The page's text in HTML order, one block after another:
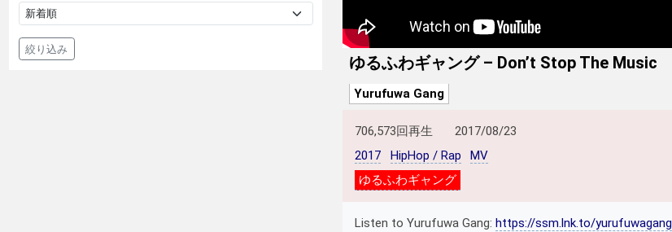
絞り込み
ゆるふわギャング – Don’t Stop The Music
Yurufuwa Gang
706,573回再生
2017/08/23
2017
HipHop / Rap
MV
ゆるふわギャング
Listen to Yurufuwa Gang:https://ssm.lnk.to/yurufuwagang